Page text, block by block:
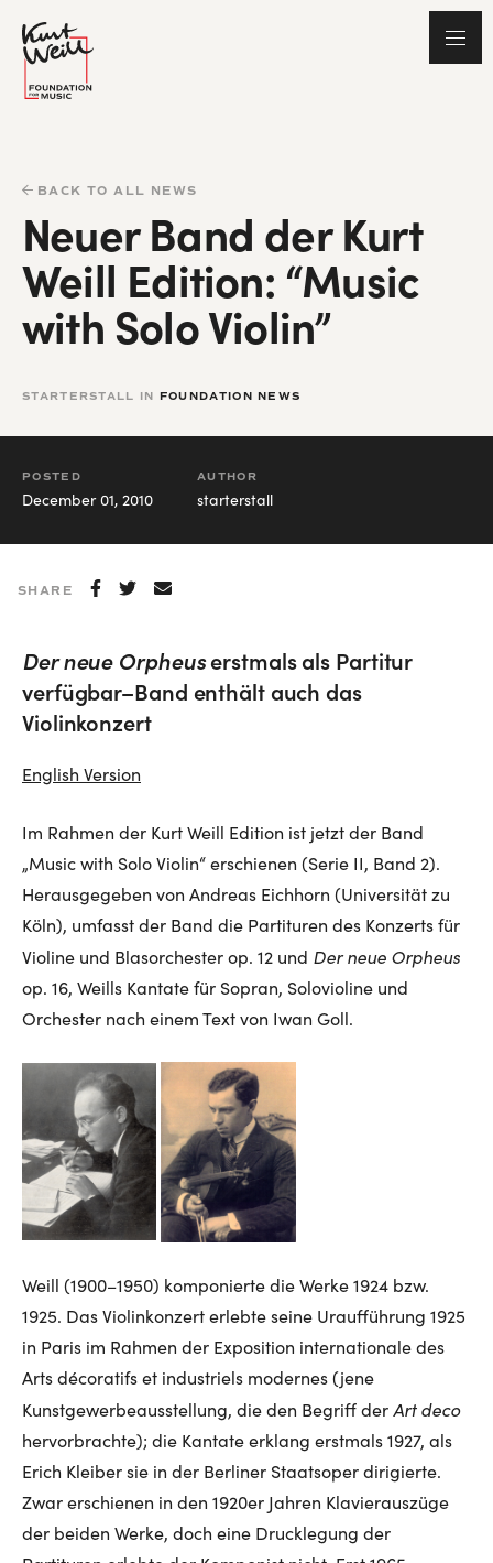
BACK TO ALL NEWS
Neuer Band der Kurt
Weill Edition: “Music
with Solo Violin”
STARTERSTALL IN FOUNDATION NEWS
POSTED
December 01, 2010
AUTHOR
starterstall
SHARE
Der neue Orpheuserstmals als Partitur
verfügbar–Band enthält auch das
Violinkonzert
English Version
Im Rahmen der Kurt Weill Edition ist jetzt der Band
„Music with Solo Violin“ erschienen (Serie II, Band 2).
Herausgegeben von Andreas Eichhorn (Universität zu
Köln), umfasst der Band die Partituren des Konzerts für
Violine und Blasorchester op. 12 und Der neue Orpheus
op. 16, Weills Kantate für Sopran, Solovioline und
Orchester nach einem Text von Iwan Goll.
Weill (1900–1950) komponierte die Werke 1924 bzw.
1925. Das Violinkonzert erlebte seine Uraufführung 1925
in Paris im Rahmen der Exposition internationale des
Arts décoratifs et industriels modernes (jene
Kunstgewerbeausstellung, die den Begriff derArt deco
hervorbrachte); die Kantate erklang erstmals 1927, als
Erich Kleiber sie in der Berliner Staatsoper dirigierte.
Zwar erschienen in den 1920er Jahren Klavierauszüge
der beiden Werke, doch eine Drucklegung der